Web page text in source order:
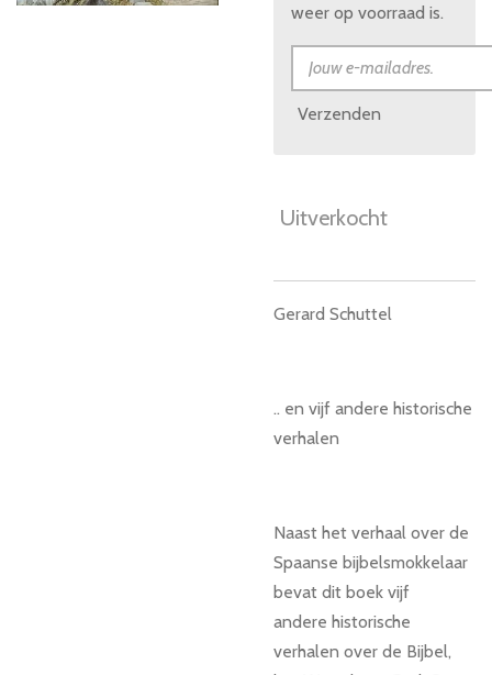
weer op voorraad is.
Verzenden
Uitverkocht
Gerard Schuttel
.. en vijf andere historische
verhalen
Naast het verhaal over de
Spaanse bijbelsmokkelaar
bevat dit boek vijf
andere historische
verhalen over de Bijbel,